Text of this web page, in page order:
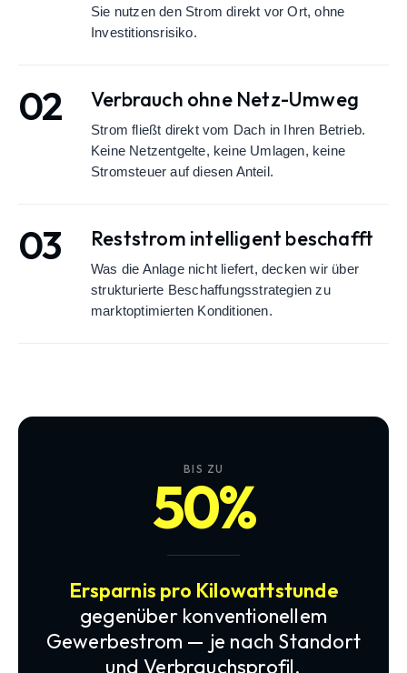
Sie nutzen den Strom direkt vor Ort, ohne
Investitionsrisiko.
02 Verbrauch ohne Netz-Umweg
Strom fließt direkt vom Dach in Ihren Betrieb.
Keine Netzentgelte, keine Umlagen, keine
Stromsteuer auf diesen Anteil.
03 Reststrom intelligent beschafft
Was die Anlage nicht liefert, decken wir über
strukturierte Beschaffungsstrategien zu
marktoptimierten Konditionen.
BIS ZU
50%
Ersparnis pro Kilowattstunde
gegenüber konventionellem
Gewerbestrom — je nach Standort
und Verbrauchsprofil.